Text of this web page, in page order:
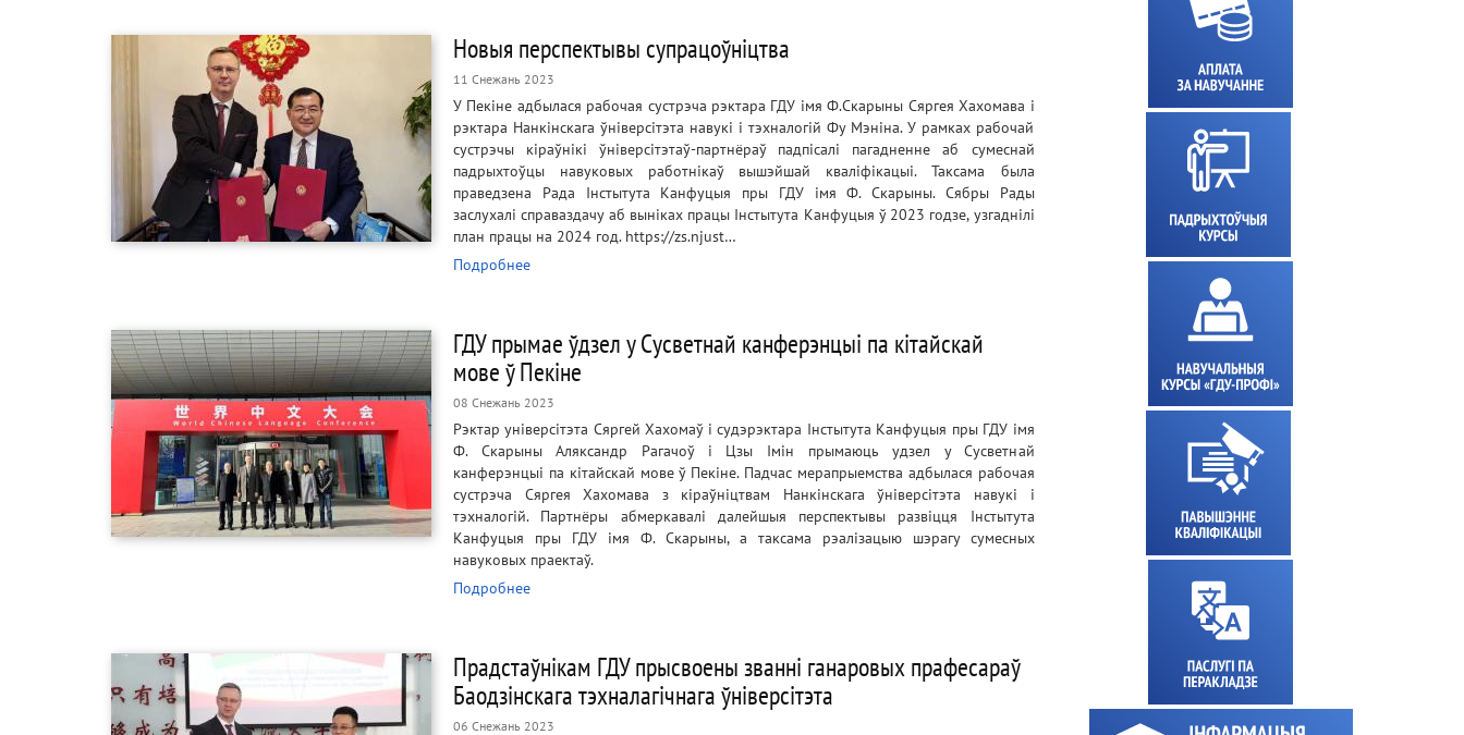
Новыя перспектывы супрацоўніцтва
11 Снежань 2023
У Пекіне адбылася рабочая сустрэча рэктара ГДУ імя Ф.Скарыны Сяргея Хахомава і
рэктара Нанкінскага ўніверсітэта навукі і тэхналогій Фу Мэніна. У рамках рабочай
сустрэчы кіраўнікі ўніверсітэтаў-партнёраў падпісалі пагадненне аб сумеснай
падрыхтоўцы навуковых работнікаў вышэйшай кваліфікацыі. Таксама была
праведзена Рада Інстытута Канфуцыя пры ГДУ імя Ф. Скарыны. Сябры Рады
заслухалі справаздачу аб выніках працы Інстытута Канфуцыя ў 2023 годзе, узгаднілі
план працы на 2024 год. https://zs.njust…
Подробнее
ГДУ прымае ўдзел у Сусветнай канферэнцыі па кітайскай
мове ў Пекіне
08 Снежань 2023
Рэктар універсітэта Сяргей Хахомаў і судэрэктара Інстытута Канфуцыя пры ГДУ імя
Ф. Скарыны Аляксандр Рагачоў і Цзы Імін прымаюць удзел у Сусветнай
канферэнцыі па кітайскай мове ў Пекіне. Падчас мерапрыемства адбылася рабочая
сустрэча Сяргея Хахомава з кіраўніцтвам Нанкінскага ўніверсітэта навукі і
тэхналогій. Партнёры абмеркавалі далейшыя перспектывы развіцця Інстытута
Канфуцыя пры ГДУ імя Ф. Скарыны, а таксама рэалізацыю шэрагу сумесных
навуковых праектаў.
Подробнее
Прадстаўнікам ГДУ прысвоены званні ганаровых прафесараў
Баодзінскага тэхналагічнага ўніверсітэта
06 Снежань 2023